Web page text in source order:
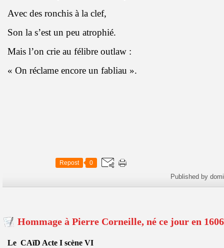
Avec des ronchis à la clef,
Son la s’est un peu atrophié.
Mais l’on crie au félibre outlaw :
« On réclame encore un fabliau ».
Repost 0
Published by
Hommage à Pierre Corneille, né ce jour en 1606
Le CAïD Acte I scène VI